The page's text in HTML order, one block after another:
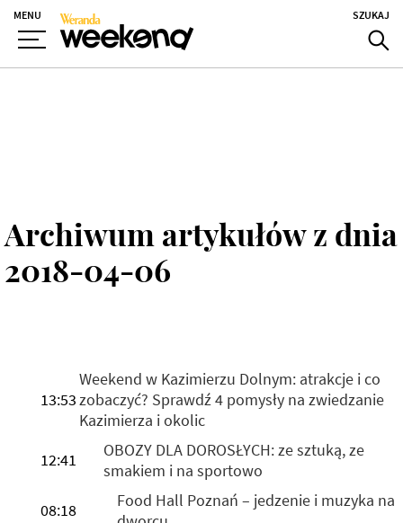
MENU SZUKAJ
Archiwum artykułów z dnia
2018-04-06
13:53
Weekend w Kazimierzu Dolnym: atrakcje i co
zobaczyć? Sprawdź 4 pomysły na zwiedzanie
Kazimierza i okolic
12:41
OBOZY DLA DOROSŁYCH: ze sztuką, ze
smakiem i na sportowo
08:18
Food Hall Poznań – jedzenie i muzyka na